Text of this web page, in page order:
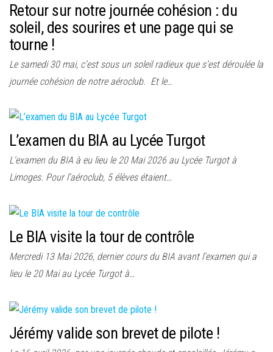
Retour sur notre journée cohésion : du
soleil, des sourires et une page qui se
tourne !
Le samedi 30 mai, c’est sous un soleil radieux que s’est déroulée la
journée cohésion de notre aéroclub. Et le…
L’examen du BIA au Lycée Turgot
L’examen du BIA à eu lieu le 20 Mai 2026 au Lycée Turgot à
Limoges. Pour l’aéroclub, 5 élèves étaient…
Le BIA visite la tour de contrôle
Mercredi 13 Mai 2026, dernier cours du BIA avant l’examen qui a
lieu le 20 Mai au Lycée Turgot à…
Jérémy valide son brevet de pilote !